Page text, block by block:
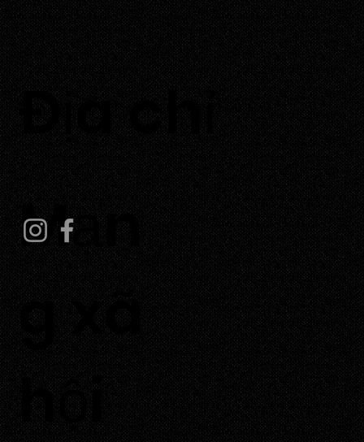
​Địa chỉ
Thôn Tuấn Tú, Xã Phước Dinh, Tỉnh Khánh Hoà
Mạn
g xã
hội